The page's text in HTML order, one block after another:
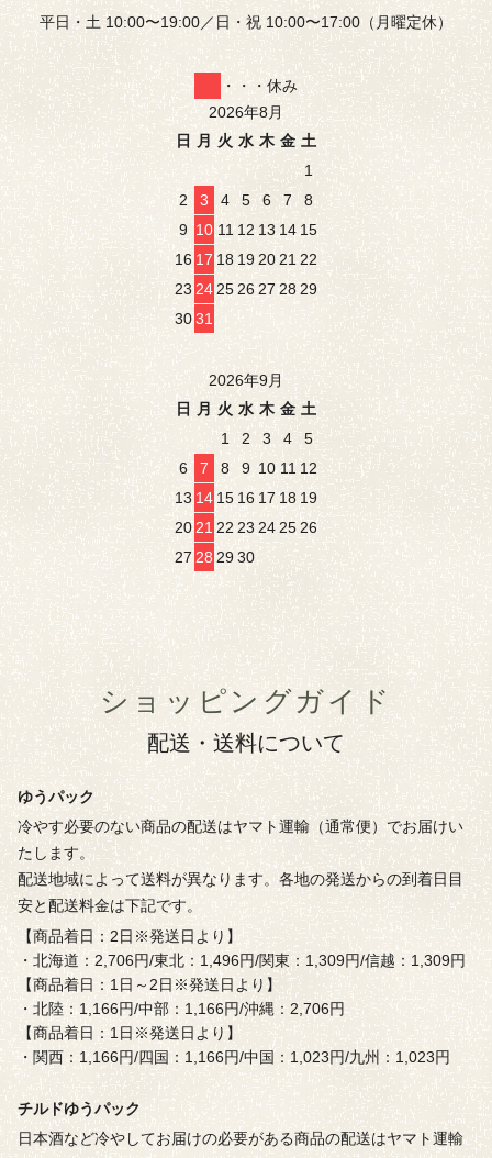
平日・土 10:00〜19:00／日・祝 10:00〜17:00（月曜定休）
・・・休み
2026年8月
日
月 火 水 木 金 土
1
2
3 4 5 6 7
8
9 10 11 12 13 14 15
16 17 18 19 20 21 22
23 242526 27 2829
3031
2026年9月
日
月 火 水 木 金 土
1
2 3 4
5
6
7 8 9 10 11 12
13 14 15 16 17 18 19
20 21 22 2324 25 26
27 28 2930
ショッピングガイド
配送・送料について
ゆうパック
冷やす必要のない商品の配送はヤマト運輸（通常便）でお届けい
たします。
配送地域によって送料が異なります。各地の発送からの到着日目
安と配送料金は下記です。
【商品着日：2日※発送日より】
・北海道：2,706円/東北：1,496円/関東：1,309円/信越：1,309円
【商品着日：1日～2日※発送日より】
・北陸：1,166円/中部：1,166円/沖縄：2,706円
【商品着日：1日※発送日より】
・関西：1,166円/四国：1,166円/中国：1,023円/九州：1,023円
チルドゆうパック
日本酒など冷やしてお届けの必要がある商品の配送はヤマト運輸